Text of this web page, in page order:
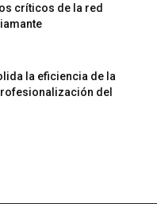
críticos de la red
la eficiencia de la
del